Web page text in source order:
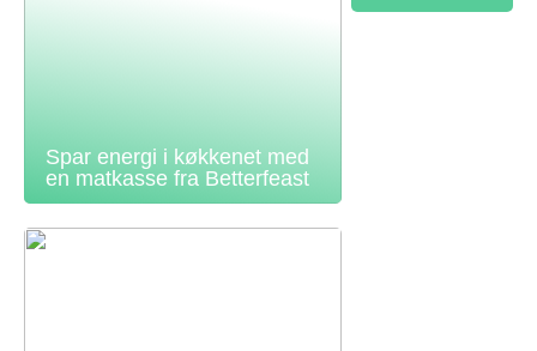
Spar energi i køkkenet med
en matkasse fra Betterfeast